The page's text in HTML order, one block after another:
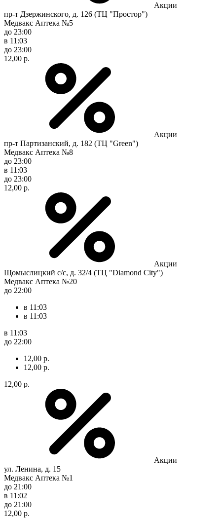
Акции
пр-т Дзержинского, д. 126 (ТЦ "Простор")
Медвакс Аптека №5
до 23:00
в 11:03
до 23:00
12,00 р.
Акции
пр-т Партизанский, д. 182 (ТЦ "Green")
Медвакс Аптека №8
до 23:00
в 11:03
до 23:00
12,00 р.
Акции
Щомыслицкий с/с, д. 32/4 (ТЦ "Diamond City")
Медвакс Аптека №20
до 22:00
в 11:03
в 11:03
в 11:03
до 22:00
12,00 р.
12,00 р.
12,00 р.
Акции
ул. Ленина, д. 15
Медвакс Аптека №1
до 21:00
в 11:02
до 21:00
12,00 р.